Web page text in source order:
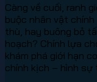
Càng về cuối, ranh
buộc nhân vật
thù, hay buông bỏ
hoạch? Chính lựa
khám phá giới hạn
chính kịch – hình